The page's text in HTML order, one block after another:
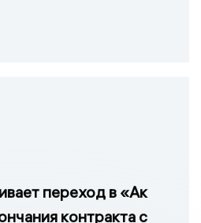
переход в «Ак
контракта с